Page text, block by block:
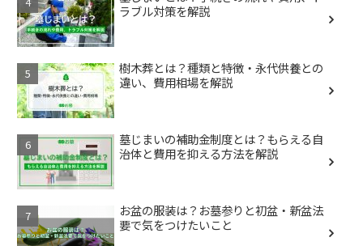
ラブル対策を解説
樹木葬とは？種類と特徴・永代供養との
違い、費用相場を解説
墓じまいの補助金制度とは？もらえる自
治体と費用を抑える方法を解説
お盆の服装は？お墓参りと初盆・新盆法
要で気をつけたいこと